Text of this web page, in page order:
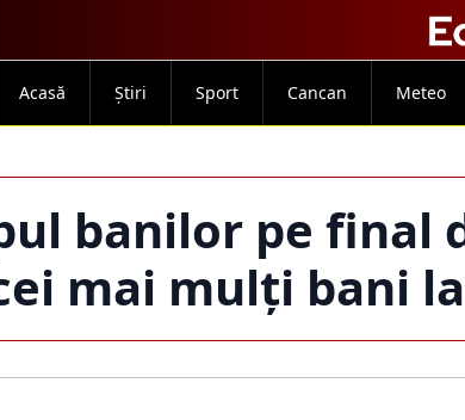
Acasă Știri Sport Cancan Meteo
banilor pe final
mai mulți bani